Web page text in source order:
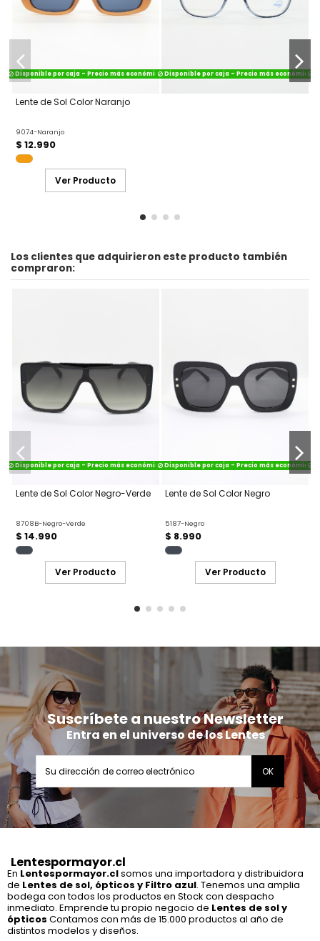
Disponible por caja - Precio más económico
Lente de Sol Color Naranjo
9074-Naranjo
$ 12.990
Ver Producto
Disponible por caja - Precio más económico
Los clientes que adquirieron este producto también
compraron:
Disponible por caja - Precio más económico
Lente de Sol Color Negro-Verde
8708B-Negro-Verde
$ 14.990
Ver Producto
Disponible por caja - Precio más económico
Lente de Sol Color Negro
5187-Negro
$ 8.990
Ver Producto
Suscríbete a nuestro Newsletter
Entra en el universo de los Lentes
Lentespormayor.cl
En Lentespormayor.clsomos una importadora y distribuidora
de Lentes de sol, ópticos y Filtro azul. Tenemos una amplia
bodega con todos los productos en Stock con despacho
inmediato. Emprende tu propio negocio de Lentes de sol y
ópticos Contamos con más de 15.000 productos al año de
distintos modelos y diseños.